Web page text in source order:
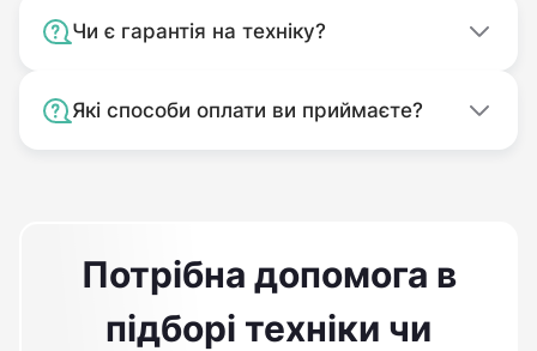
Чи є гарантія на техніку?
Які способи оплати ви приймаєте?
Потрібна допомога в
підборі техніки чи